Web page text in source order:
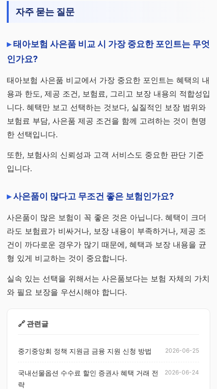
자주 묻는 질문
태아보험 사은품 비교 시 가장 중요한 포인트는 무엇
인가요?
태아보험 사은품 비교에서 가장 중요한 포인트는 혜택의 내
용과 한도, 제공 조건, 보험료, 그리고 보장 내용의 적합성입
니다. 혜택만 보고 선택하는 것보다, 실질적인 보장 범위와
보험료 부담, 사은품 제공 조건을 함께 고려하는 것이 현명
한 선택입니다.
또한, 보험사의 신뢰성과 고객 서비스도 중요한 판단 기준
입니다.
사은품이 많다고 무조건 좋은 보험인가요?
사은품이 많은 보험이 꼭 좋은 것은 아닙니다. 혜택이 크더
라도 보험료가 비싸거나, 보장 내용이 부족하거나, 제공 조
건이 까다로운 경우가 많기 때문에, 혜택과 보장 내용을 균
형 있게 비교하는 것이 중요합니다.
실속 있는 선택을 위해서는 사은품보다는 보험 자체의 가치
와 필요 보장을 우선시해야 합니다.
🔗 관련글
중기중앙회 정책 지원금 금융 지원 신청 방법 2026-06-25
국내선물옵션 수수료 할인 증권사 혜택 거래 전
략
2026-06-24